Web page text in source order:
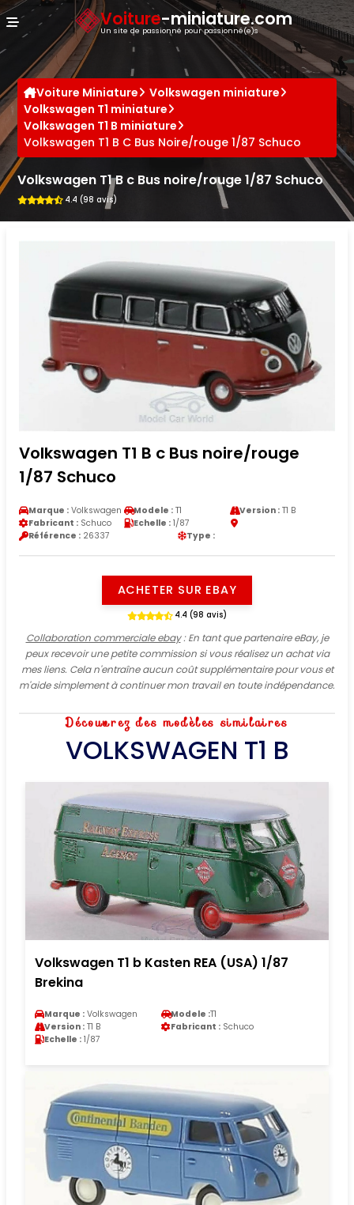
Voiture-miniature.com
Un site de passionné pour passionné(e)s
Voiture Miniature
Volkswagen miniature
Volkswagen T1 miniature
Volkswagen T1 B miniature
Volkswagen T1 B C Bus Noire/rouge 1/87 Schuco
Volkswagen T1 B c Bus noire/rouge 1/87 Schuco
4.4 (98 avis)
Volkswagen T1 B c Bus noire/rouge
1/87 Schuco
Marque : Volkswagen Modele : T1 Version :T1 B
Fabricant : Schuco Echelle : 1/87
Référence : 26337 Type :
ACHETER SUR EBAY
4.4 (98 avis)
Collaboration commerciale ebay: En tant que partenaire eBay, je
peux recevoir une petite commission si vous réalisez un achat via
mes liens. Cela n'entraîne aucun coût supplémentaire pour vous et
m'aide simplement à continuer mon travail en toute indépendance.
Découvrez des modèles similaires
VOLKSWAGEN T1 B
Volkswagen T1 b Kasten REA (USA) 1/87
Brekina
Marque : Volkswagen Modele :T1
Version : T1 B Fabricant : Schuco
Echelle : 1/87
Panneau de gestion des cookies